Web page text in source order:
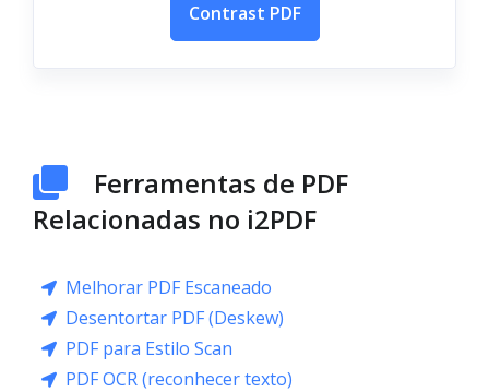
Contrast PDF
Ferramentas de PDF
Relacionadas no i2PDF
Melhorar PDF Escaneado
Desentortar PDF (Deskew)
PDF para Estilo Scan
PDF OCR (reconhecer texto)